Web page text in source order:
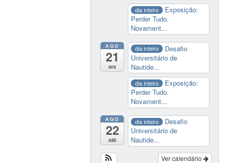
dia inteiro
Exposição:
Perder Tudo.
Novament...
AGO
21
sex
dia inteiro
Desafio
Universitário de
Nautide...
dia inteiro
Exposição:
Perder Tudo.
Novament...
AGO
22
sáb
dia inteiro
Desafio
Universitário de
Nautide...
Ver calendário